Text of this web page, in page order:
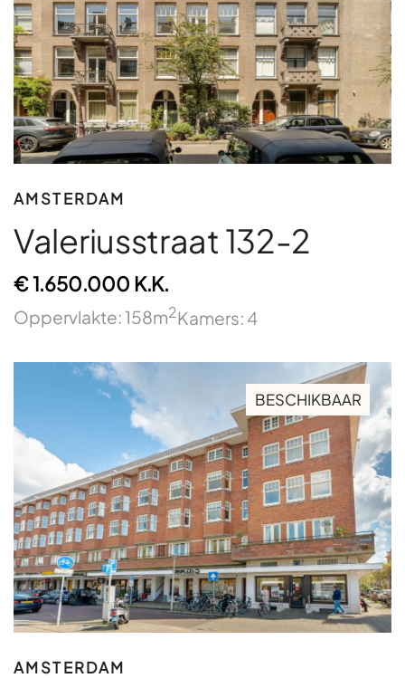
AMSTERDAM
Valeriusstraat 132-2
€ 1.650.000 K.K.
Oppervlakte: 158m2Kamers: 4
BESCHIKBAAR
AMSTERDAM